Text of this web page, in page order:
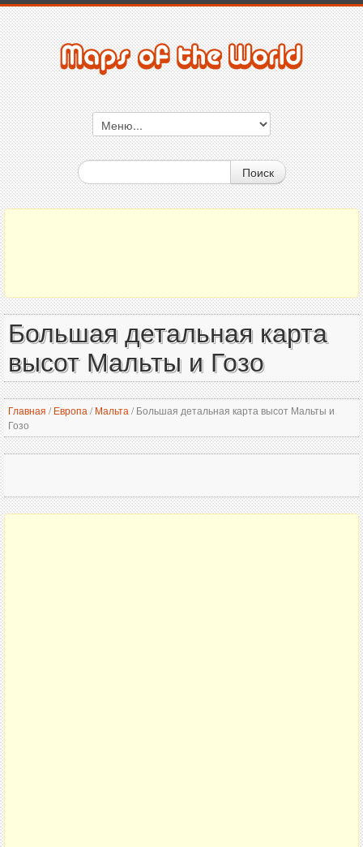
Поиск
Большая детальная карта
высот Мальты и Гозо
Главная / Европа / Мальта /Большая детальная карта высот Мальты и
Гозо